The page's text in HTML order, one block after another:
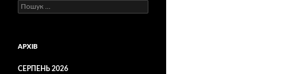
Пошук:
АРХІВ
СЕРПЕНЬ 2026